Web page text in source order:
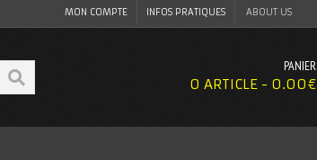
ABOUT US
INFOS PRATIQUES
MON COMPTE
PANIER
0 ARTICLE - 0.00€